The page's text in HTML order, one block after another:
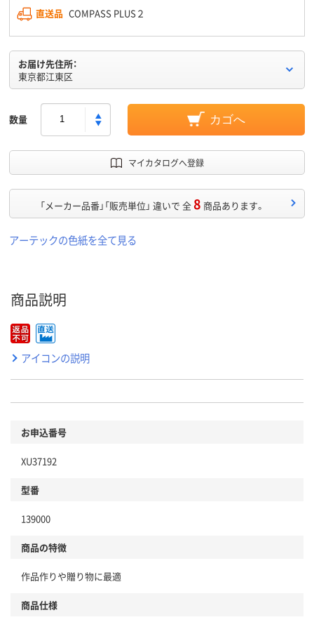
直送品 COMPASS PLUS２
お届け先住所：
東京都江東区
数量 カゴへ
マイカタログへ登録
「メーカー品番」「販売単位」 違いで 全8 商品あります。
アーテックの色紙を全て見る
商品説明
アイコンの説明
お申込番号
XU37192
型番
139000
商品の特徴
作品作りや贈り物に最適
商品仕様